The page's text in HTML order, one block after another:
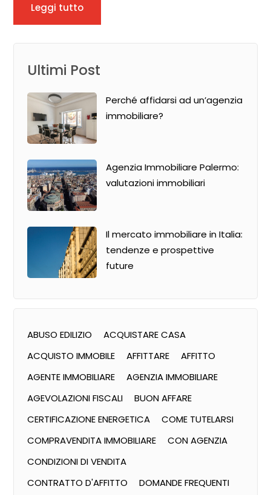
Leggi tutto
Ultimi Post
Perché affidarsi ad un’agenzia
immobiliare?
Agenzia Immobiliare Palermo:
valutazioni immobiliari
Il mercato immobiliare in Italia:
tendenze e prospettive
future
ABUSO EDILIZIO
ACQUISTARE CASA
ACQUISTO IMMOBILE
AFFITTARE
AFFITTO
AGENTE IMMOBILIARE
AGENZIA IMMOBILIARE
AGEVOLAZIONI FISCALI
BUON AFFARE
CERTIFICAZIONE ENERGETICA
COME TUTELARSI
COMPRAVENDITA IMMOBILIARE
CON AGENZIA
CONDIZIONI DI VENDITA
CONTRATTO D'AFFITTO
DOMANDE FREQUENTI